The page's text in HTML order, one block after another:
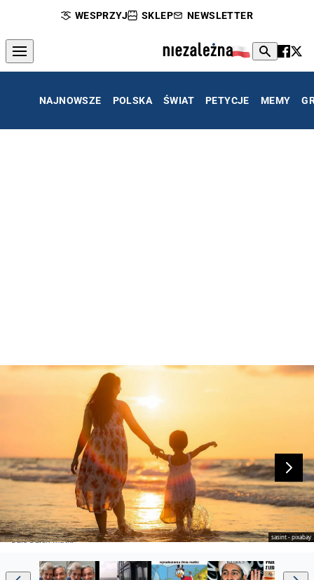
WESPRZYJ SKLEP NEWSLETTER
NAJNOWSZE POLSKA ŚWIAT PETYCJE MEMY
sasint - pixabay
Dziś Dzień Matki